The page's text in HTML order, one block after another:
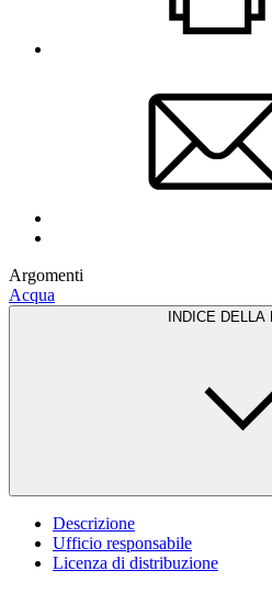
Argomenti
Acqua
INDICE DELLA
Descrizione
Ufficio responsabile
Licenza di distribuzione